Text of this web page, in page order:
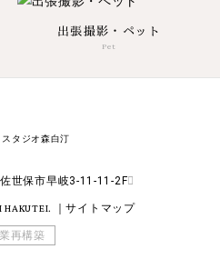
出張撮影・ペット
Pet
世保市早岐3-11-11-2F
HAKUTEI. ｜サイトマップ
再構築